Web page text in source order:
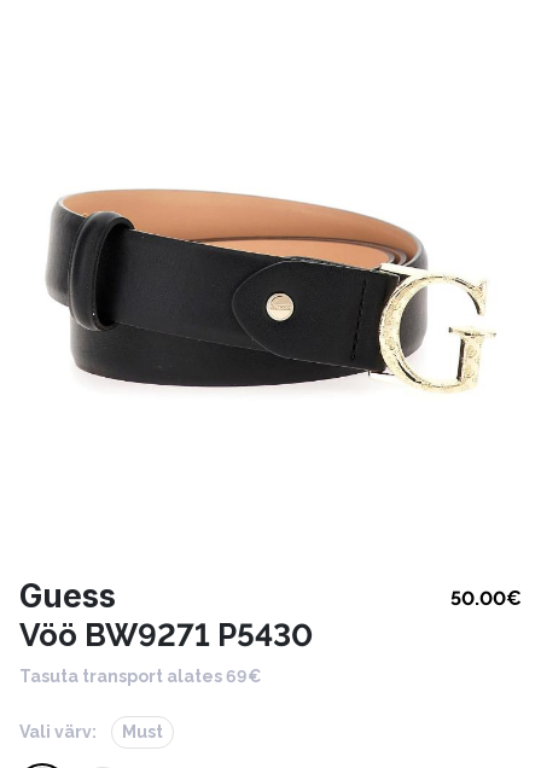
Guess 50.00€
Vöö BW9271 P5430
Tasuta transport alates 69€
Vali värv: Must